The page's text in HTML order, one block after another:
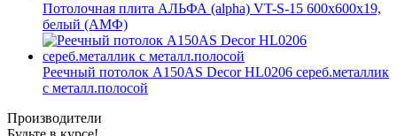
Потолочная плита АЛЬФА (alpha) VT-S-15 600x600x19,
белый (АМФ)
Реечный потолок A150AS Decor HL0206 сереб.металлик
с металл.полосой
Производители